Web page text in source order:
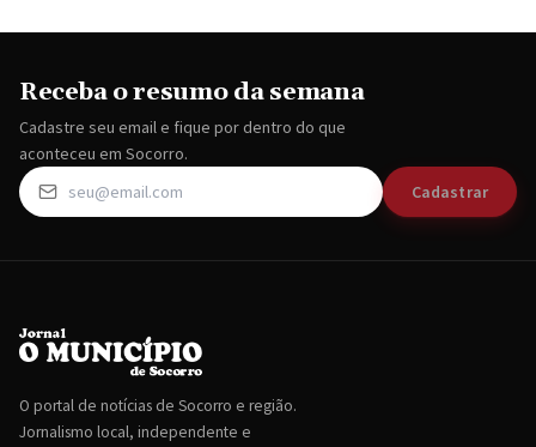
Receba o resumo da semana
Cadastre seu email e fique por dentro do que
aconteceu em Socorro.
Cadastrar
O portal de notícias de Socorro e região.
Jornalismo local, independente e